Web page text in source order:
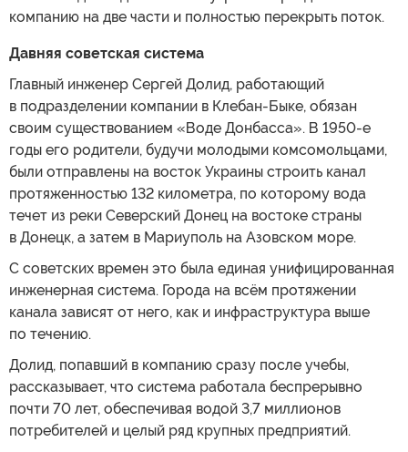
компанию на две части и полностью перекрыть поток.
Давняя советская система
Главный инженер Сергей Долид, работающий
в подразделении компании в Клебан-Быке, обязан
своим существованием «Воде Донбасса». В 1950-е
годы его родители, будучи молодыми комсомольцами,
были отправлены на восток Украины строить канал
протяженностью 132 километра, по которому вода
течет из реки Северский Донец на востоке страны
в Донецк, а затем в Мариуполь на Азовском море.
С советских времен это была единая унифицированная
инженерная система. Города на всём протяжении
канала зависят от него, как и инфраструктура выше
по течению.
Долид, попавший в компанию сразу после учебы,
рассказывает, что система работала беспрерывно
почти 70 лет, обеспечивая водой 3,7 миллионов
потребителей и целый ряд крупных предприятий.